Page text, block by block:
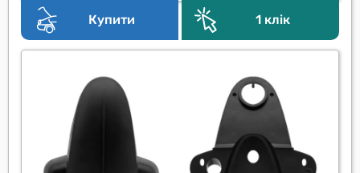
Купити 1 клік